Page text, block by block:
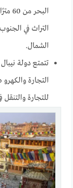
الشمال.
تتمتع دولة
التجارة
للتجارة والتنقل